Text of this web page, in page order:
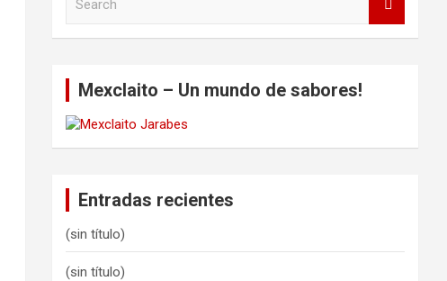
Mexclaito – Un mundo de sabores!
Entradas recientes
(sin título)
(sin título)